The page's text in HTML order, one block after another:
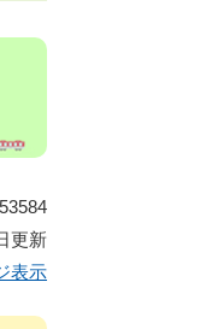
更新
表示